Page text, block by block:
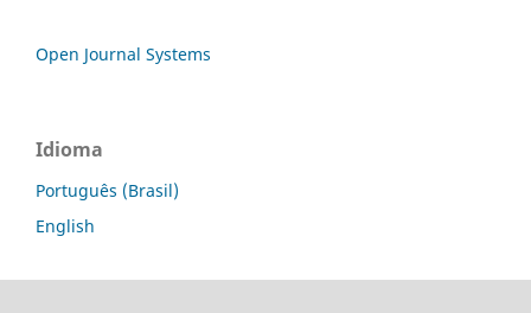
Open Journal Systems
Idioma
Português (Brasil)
English